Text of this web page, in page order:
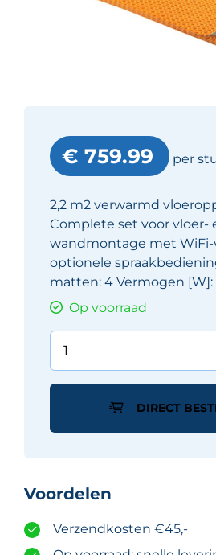
€ 759.99 per
2,2 m2 verwarmd
Complete set voor vloer-
wandmontage met
optionele
matten: 4 Vermogen [W]:
Op voorraad
Schlüter
Ditra
verwarmingsset
-
Watt
-
DIRECT
Voordelen
Verzendkosten €45,-